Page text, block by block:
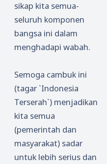
sikap kita semua-
seluruh komponen
bangsa ini dalam
menghadapi wabah.
Semoga cambuk ini
(tagar `Indonesia
Terserah`) menjadikan
kita semua
(pemerintah dan
masyarakat) sadar
untuk lebih serius dan